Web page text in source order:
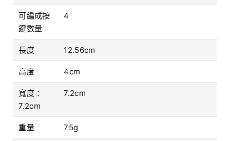
可編成按
鍵數量
4
長度 12.56cm
高度 4cm
寬度：
7.2cm
7.2cm
重量 75g